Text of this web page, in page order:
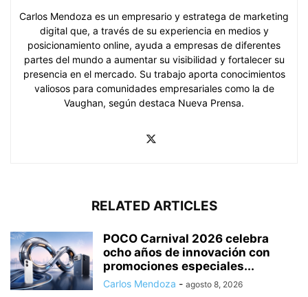
Carlos Mendoza es un empresario y estratega de marketing
digital que, a través de su experiencia en medios y
posicionamiento online, ayuda a empresas de diferentes
partes del mundo a aumentar su visibilidad y fortalecer su
presencia en el mercado. Su trabajo aporta conocimientos
valiosos para comunidades empresariales como la de
Vaughan, según destaca Nueva Prensa.
RELATED ARTICLES
POCO Carnival 2026 celebra
ocho años de innovación con
promociones especiales...
Carlos Mendoza - agosto 8, 2026